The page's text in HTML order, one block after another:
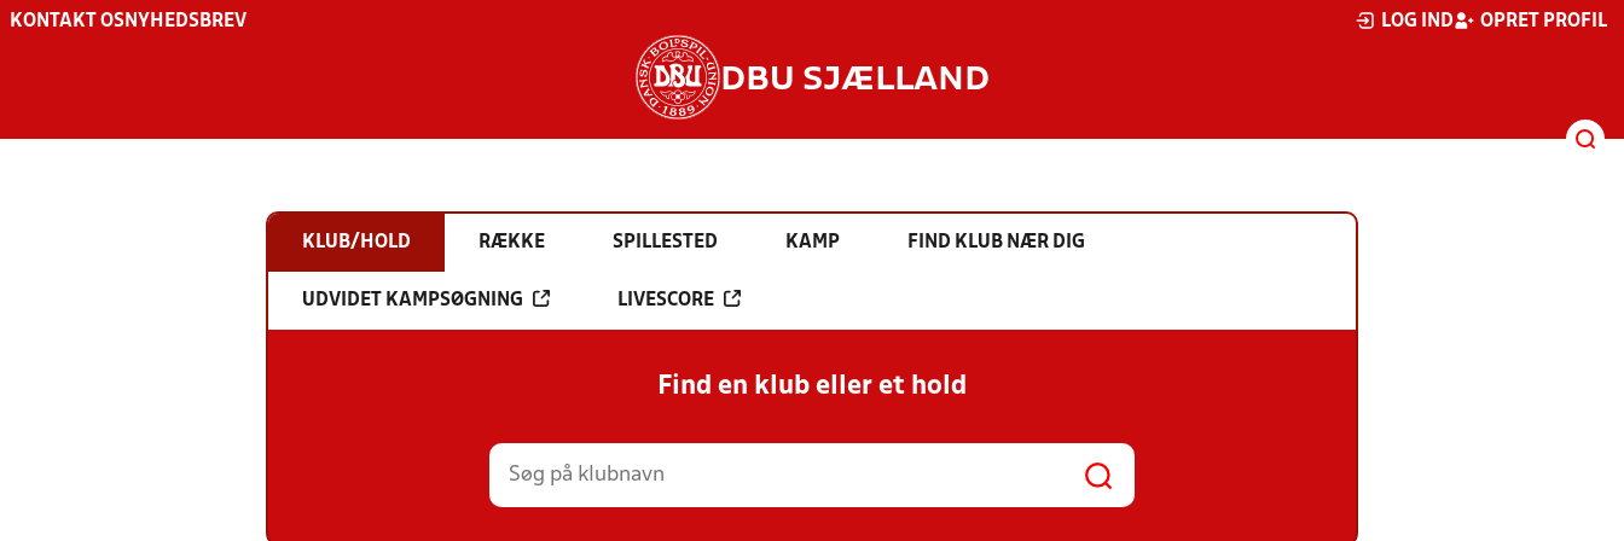
KONTAKT OS NYHEDSBREV LOG IND OPRET PROFIL
DBU SJÆLLAND
KLUB/HOLD RÆKKE SPILLESTED KAMP FIND KLUB NÆR DIG
UDVIDET KAMPSØGNING LIVESCORE
Find en klub eller et hold